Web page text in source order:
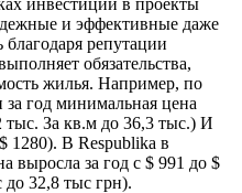
и эффективные даже
репутации
обязательства,
жилья. Например, по
год минимальная цена
тыс. За кв.м до 36,3 тыс.) И
1280). В Respublika в
выросла за год с $ 991 до $
до 32,8 тыс грн).